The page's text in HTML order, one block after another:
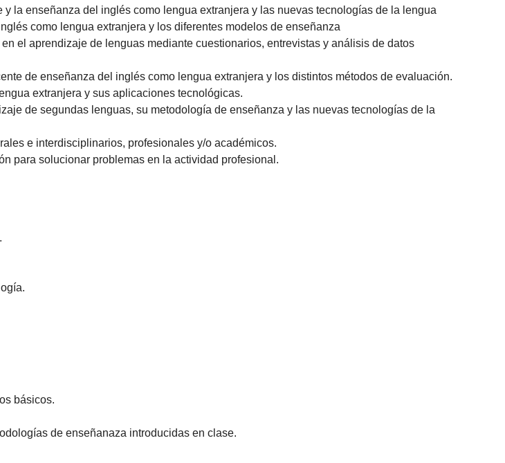
la enseñanza del inglés como lengua extranjera y las nuevas tecnologías de la lengua
como lengua extranjera y los diferentes modelos de enseñanza
el aprendizaje de lenguas mediante cuestionarios, entrevistas y análisis de datos
de enseñanza del inglés como lengua extranjera y los distintos métodos de evaluación.
extranjera y sus aplicaciones tecnológicas.
de segundas lenguas, su metodología de enseñanza y las nuevas tecnologías de la
e interdisciplinarios, profesionales y/o académicos.
para solucionar problemas en la actividad profesional.
básicos.
de enseñanaza introducidas en clase.